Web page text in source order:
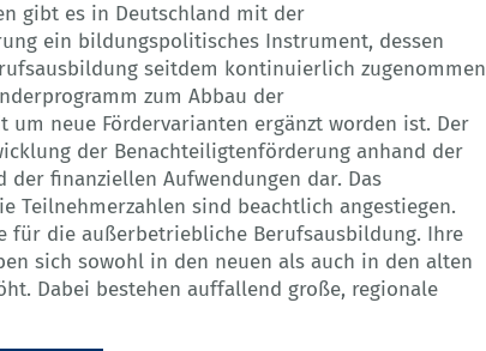
gibt es in Deutschland mit der
ein bildungspolitisches Instrument, dessen
seitdem kontinuierlich zugenommen
zum Abbau der
um neue Fördervarianten ergänzt worden ist. Der
der Benachteiligtenförderung anhand der
der finanziellen Aufwendungen dar. Das
Teilnehmerzahlen sind beachtlich angestiegen.
für die außerbetriebliche Berufsausbildung. Ihre
sich sowohl in den neuen als auch in den alten
Dabei bestehen auffallend große, regionale